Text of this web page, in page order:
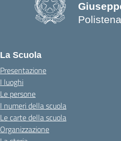
La Scuola
Presentazione
I luoghi
Le persone
I numeri della scuola
Le carte della scuola
Organizzazione